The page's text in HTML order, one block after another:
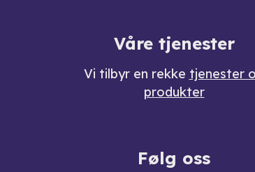
Våre tjenester
Vi tilbyr en rekke tjenester
produkter
Følg oss